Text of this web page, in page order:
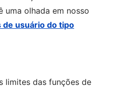
olhada em nosso
usuário do tipo
limites das funções de